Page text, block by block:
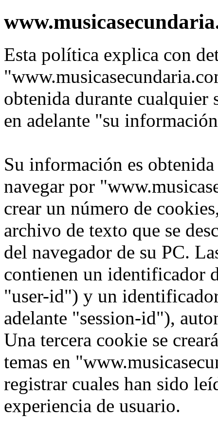
Esta política explica con
obtenida durante cualquier
en adelante "su
Su información es
navegar por
crear un número de
archivo de texto que se
del navegador de su PC.
contienen un identificador
"user-id") y un
adelante "session-id"),
Una tercera cookie se
temas en
registrar cuales han sido
experiencia de usuario.